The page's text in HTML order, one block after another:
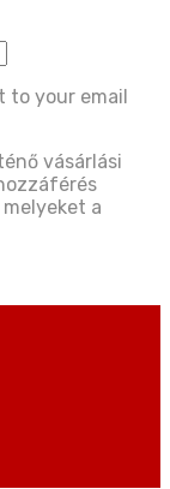
to your email
vásárlási
a